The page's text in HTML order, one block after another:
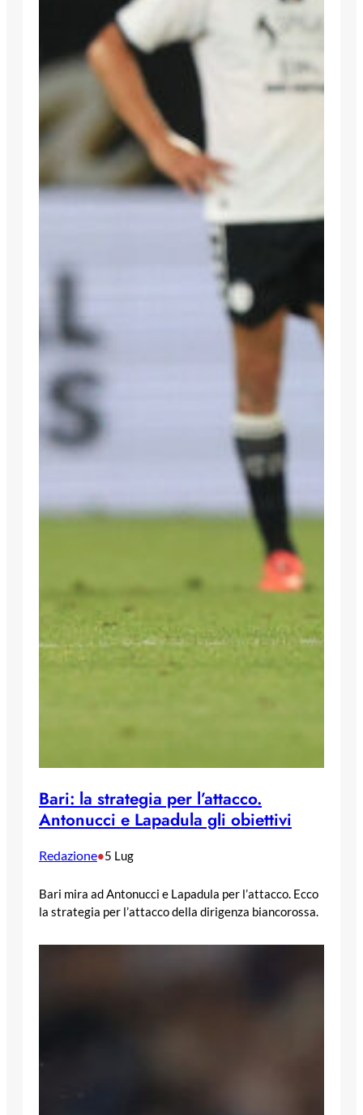
Bari: la strategia per l’attacco.
Antonucci e Lapadula gli obiettivi
Redazione•5 Lug
Bari mira ad Antonucci e Lapadula per l’attacco. Ecco
la strategia per l’attacco della dirigenza biancorossa.